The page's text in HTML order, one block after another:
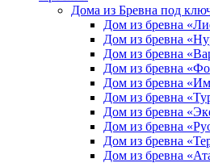
Дома из Бревна под
Дом из бревна
Дом из бревна
Дом из бревна
Дом из бревна
Дом из бревна
Дом из бревна
Дом из бревна
Дом из бревна
Дом из бревна
Дом из бревна